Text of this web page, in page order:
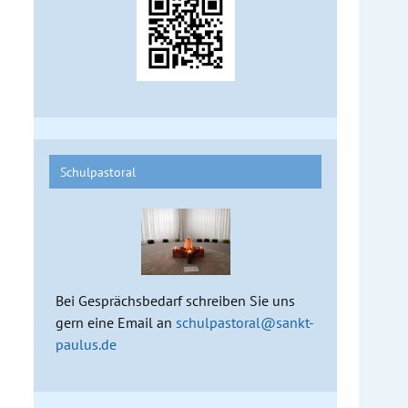
Schulpastoral
Bei Gesprächsbedarf schreiben Sie uns
gern eine Email anschulpastoral@sankt-
paulus.de